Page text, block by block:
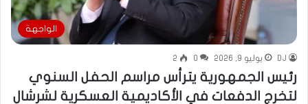
الواجهة
DJ يوليو 9, 2026 0
2
رئيس الجمهورية يترأس مراسم الحفل السنوي
لتخرج الدفعات في الأكاديمية العسكرية لشرشال